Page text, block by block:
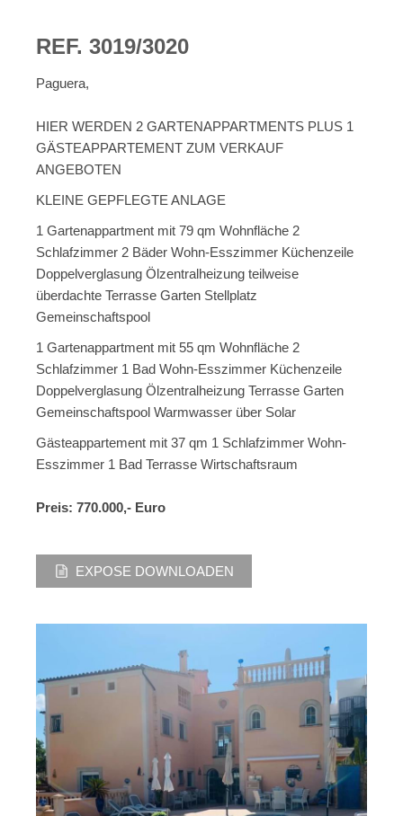
REF. 3019/3020
Paguera,
HIER WERDEN 2 GARTENAPPARTMENTS PLUS 1
GÄSTEAPPARTEMENT ZUM VERKAUF
ANGEBOTEN
KLEINE GEPFLEGTE ANLAGE
1 Gartenappartment mit 79 qm Wohnfläche 2
Schlafzimmer 2 Bäder Wohn-Esszimmer Küchenzeile
Doppelverglasung Ölzentralheizung teilweise
überdachte Terrasse Garten Stellplatz
Gemeinschaftspool
1 Gartenappartment mit 55 qm Wohnfläche 2
Schlafzimmer 1 Bad Wohn-Esszimmer Küchenzeile
Doppelverglasung Ölzentralheizung Terrasse Garten
Gemeinschaftspool Warmwasser über Solar
Gästeappartement mit 37 qm 1 Schlafzimmer Wohn-
Esszimmer 1 Bad Terrasse Wirtschaftsraum
Preis: 770.000,- Euro
EXPOSE DOWNLOADEN